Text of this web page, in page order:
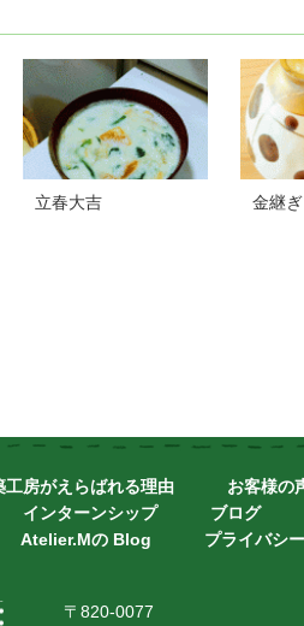
立春大吉 金継
工房がえらばれる理由 お客様の
インターンシップ ブログ
Atelier.Mの Blog プライバシ
〒820-0077